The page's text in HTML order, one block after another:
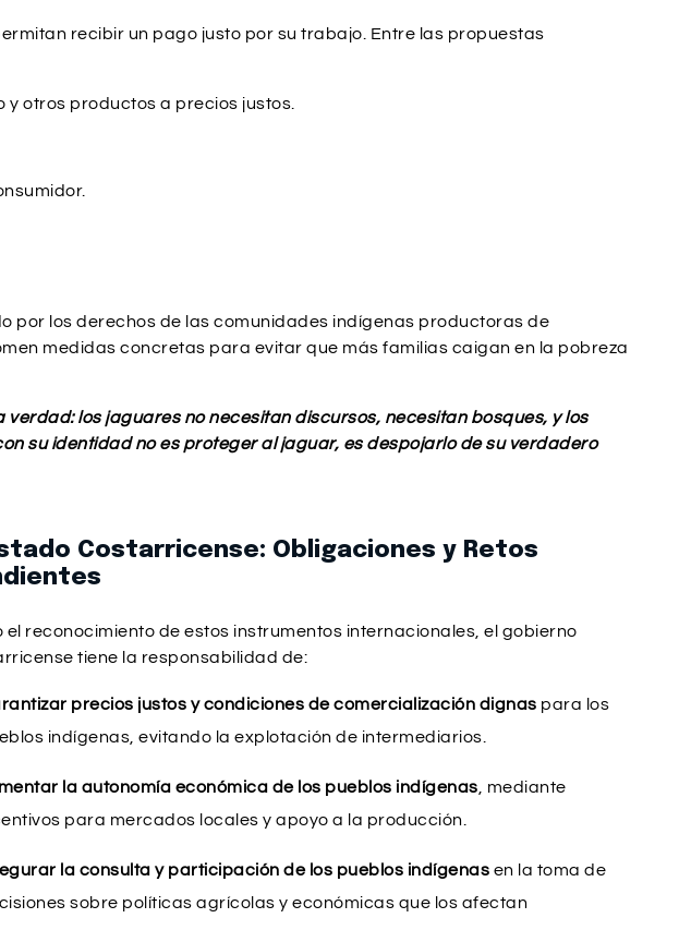
recibir un pago justo por su trabajo. Entre las propuestas
otros productos a precios justos.
por los derechos de las comunidades indígenas productoras de
medidas concretas para evitar que más familias caigan en la pobreza
los jaguares no necesitan discursos, necesitan bosques, y los
su identidad no es proteger al jaguar, es despojarlo de su verdadero
Costarricense: Obligaciones y Retos
el reconocimiento de estos instrumentos internacionales, el gobierno
tiene la responsabilidad de:
precios justos y condiciones de comercialización dignas para los
indígenas, evitando la explotación de intermediarios.
la autonomía económica de los pueblos indígenas , mediante
para mercados locales y apoyo a la producción.
la consulta y participación de los pueblos indígenas en la toma de
sobre políticas agrícolas y económicas que los afectan